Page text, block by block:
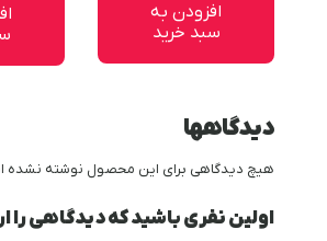
افزودن به
سبد خرید
دیدگاهها
هیچ دیدگاهی برای این محصول نوشته نشده
اولین نفری باشید که دیدگاهی را